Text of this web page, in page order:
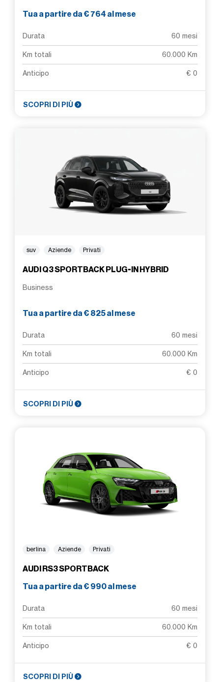
Tua a partire da € 764 al mese
Durata 60 mesi
Km totali 60.000 Km
Anticipo € 0
SCOPRI DI PIÙ
suv Aziende Privati
AUDI Q3 SPORTBACK PLUG-IN HYBRID
Business
Tua a partire da € 825 al mese
Durata 60 mesi
Km totali 60.000 Km
Anticipo € 0
SCOPRI DI PIÙ
berlina Aziende Privati
AUDI RS3 SPORTBACK
Tua a partire da € 990 al mese
Durata 60 mesi
Km totali 60.000 Km
Anticipo € 0
SCOPRI DI PIÙ